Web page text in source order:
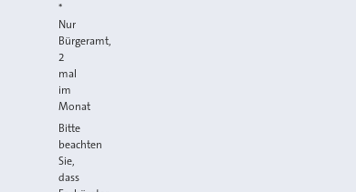
*
Nur
Bürgeramt,
2
mal
im
Monat
Bitte
beachten
Sie,
dass